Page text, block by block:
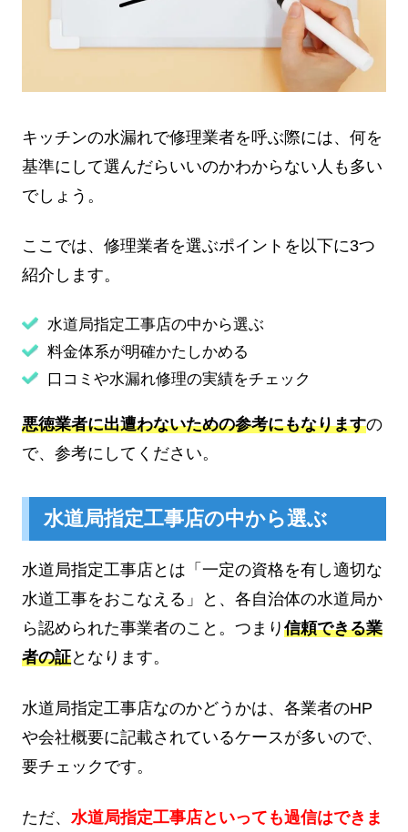
キッチンの水漏れで修理業者を呼ぶ際には、何を
基準にして選んだらいいのかわからない人も多い
でしょう。
ここでは、修理業者を選ぶポイントを以下に3つ
紹介します。
水道局指定工事店の中から選ぶ
料金体系が明確かたしかめる
口コミや水漏れ修理の実績をチェック
悪徳業者に出遭わないための参考にもなりますの
で、参考にしてください。
水道局指定工事店の中から選ぶ
水道局指定工事店とは「一定の資格を有し適切な
水道工事をおこなえる」と、各自治体の水道局か
ら認められた事業者のこと。つまり 信頼できる業
者の証となります。
水道局指定工事店なのかどうかは、各業者のHP
や会社概要に記載されているケースが多いので、
要チェックです。
ただ、 水道局指定工事店といっても過信はできま